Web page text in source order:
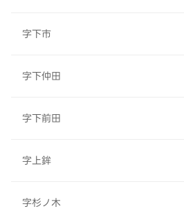
字下市
字下仲田
字下前田
字上鉾
字杉ノ木